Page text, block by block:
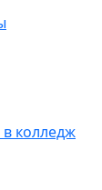
в колледж